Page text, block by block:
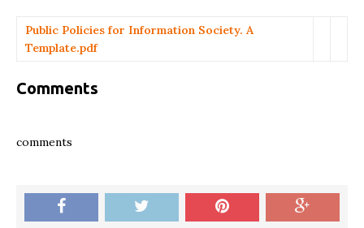
Public Policies for Information Society. A
Template.pdf
Comments
comments